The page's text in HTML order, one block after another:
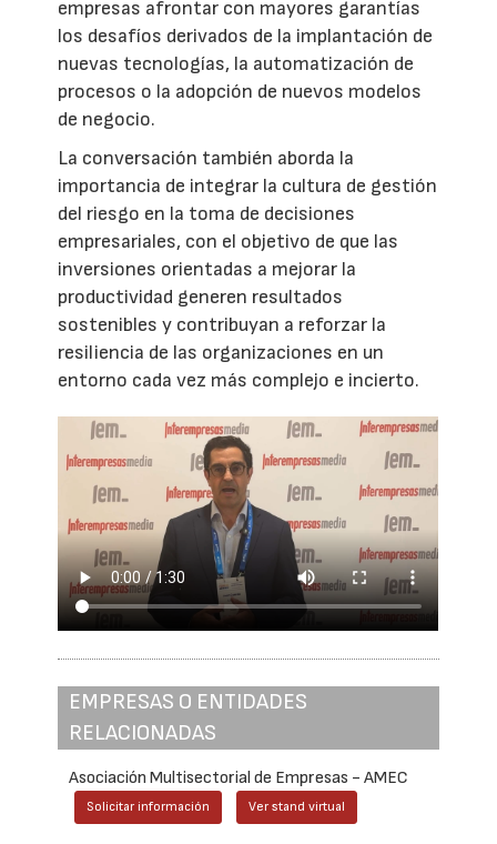
empresas afrontar con mayores garantías
los desafíos derivados de la implantación de
nuevas tecnologías, la automatización de
procesos o la adopción de nuevos modelos
de negocio.
La conversación también aborda la
importancia de integrar la cultura de gestión
del riesgo en la toma de decisiones
empresariales, con el objetivo de que las
inversiones orientadas a mejorar la
productividad generen resultados
sostenibles y contribuyan a reforzar la
resiliencia de las organizaciones en un
entorno cada vez más complejo e incierto.
EMPRESAS O ENTIDADES
RELACIONADAS
Asociación Multisectorial de Empresas - AMEC
Solicitar información Ver stand virtual